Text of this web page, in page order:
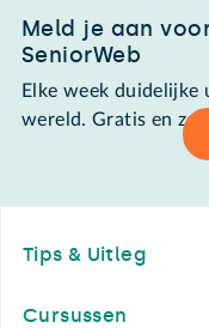
Meld je aan
SeniorWeb
Elke week
wereld. Gratis en
Tips & Uitleg
Cursussen